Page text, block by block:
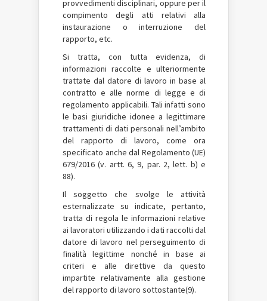
provvedimenti disciplinari, oppure per il
compimento degli atti relativi alla
instaurazione o interruzione del
rapporto, etc.
Si tratta, con tutta evidenza, di
informazioni raccolte e ulteriormente
trattate dal datore di lavoro in base al
contratto e alle norme di legge e di
regolamento applicabili. Tali infatti sono
le basi giuridiche idonee a legittimare
trattamenti di dati personali nell’ambito
del rapporto di lavoro, come ora
specificato anche dal Regolamento (UE)
679/2016 (v. artt. 6, 9, par. 2, lett. b) e
88).
Il soggetto che svolge le attività
esternalizzate su indicate, pertanto,
tratta di regola le informazioni relative
ai lavoratori utilizzando i dati raccolti dal
datore di lavoro nel perseguimento di
finalità legittime nonché in base ai
criteri e alle direttive da questo
impartite relativamente alla gestione
del rapporto di lavoro sottostante(9).